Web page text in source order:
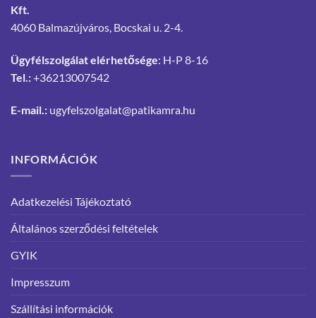
Kft.
4060 Balmazújváros, Bocskai u. 2-4.
Ügyfélszolgálat elérhetősége: H-P 8-16
Tel.:+36213007542
E-mail.: ugyfelszolgalat@patikamra.hu
INFORMÁCIÓK
Adatkezelési Tájékoztató
Általános szerződési feltételek
GYIK
Impresszum
Szállítási információk